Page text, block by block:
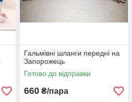
Гальмівні шланги передні на
Запорожець
Готово до відправки
660 ₴/пара